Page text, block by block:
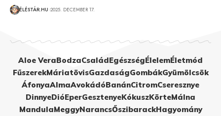
ÉLÉSTÁR.HU 2025. DECEMBER 17.
Aloe VeraBodzaCsaládEgészségÉlelemÉletmód
FűszerekMáriatövisGazdaságGombákGyümölcsök
ÁfonyaAlmaAvokádóBanánCitromCseresznye
DinnyeDióEperGesztenyeKókuszKörteMálna
MandulaMeggyNarancsŐszibarackHagyomány